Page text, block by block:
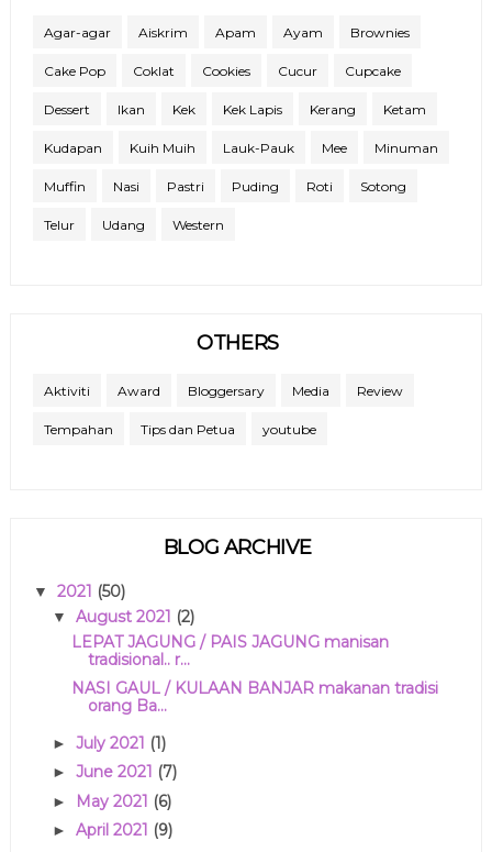
Agar-agar Aiskrim Apam Ayam Brownies
Cake Pop Coklat Cookies Cucur Cupcake
Dessert Ikan Kek Kek Lapis Kerang Ketam
Kudapan Kuih Muih Lauk-Pauk Mee Minuman
Muffin Nasi Pastri Puding Roti Sotong
Telur Udang Western
OTHERS
Aktiviti Award Bloggersary Media Review
Tempahan Tips dan Petua youtube
BLOG ARCHIVE
▼ 2021 (50)
▼ August 2021 (2)
LEPAT JAGUNG / PAIS JAGUNG manisan
tradisional.. r...
NASI GAUL / KULAAN BANJAR makanan tradisi
orang Ba...
► July 2021 (1)
► June 2021 (7)
► May 2021 (6)
► April 2021 (9)